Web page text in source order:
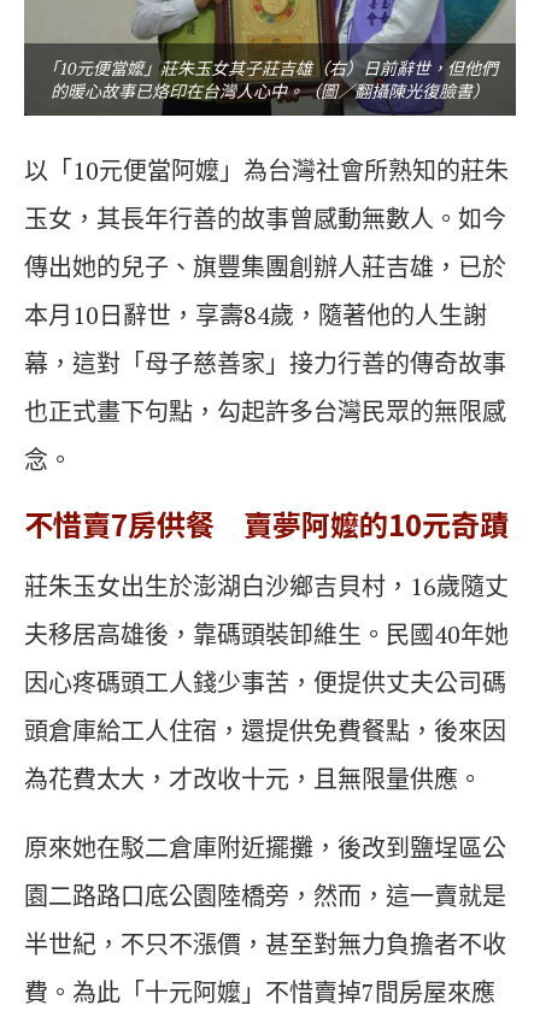
「10元便當嬤」莊朱玉女其子莊吉雄（右）日前辭世，但他們
的暖心故事已烙印在台灣人心中。（圖／翻攝陳光復臉書）
以「10元便當阿嬤」為台灣社會所熟知的莊朱
玉女，其長年行善的故事曾感動無數人。如今
傳出她的兒子、旗豐集團創辦人莊吉雄，已於
本月10日辭世，享壽84歲，隨著他的人生謝
幕，這對「母子慈善家」接力行善的傳奇故事
也正式畫下句點，勾起許多台灣民眾的無限感
念。
不惜賣7房供餐 賣夢阿嬤的10元奇蹟
莊朱玉女出生於澎湖白沙鄉吉貝村，16歲隨丈
夫移居高雄後，靠碼頭裝卸維生。民國40年她
因心疼碼頭工人錢少事苦，便提供丈夫公司碼
頭倉庫給工人住宿，還提供免費餐點，後來因
為花費太大，才改收十元，且無限量供應。
原來她在駁二倉庫附近擺攤，後改到鹽埕區公
園二路路口底公園陸橋旁，然而，這一賣就是
半世紀，不只不漲價，甚至對無力負擔者不收
費。為此「十元阿嬤」不惜賣掉7間房屋來應